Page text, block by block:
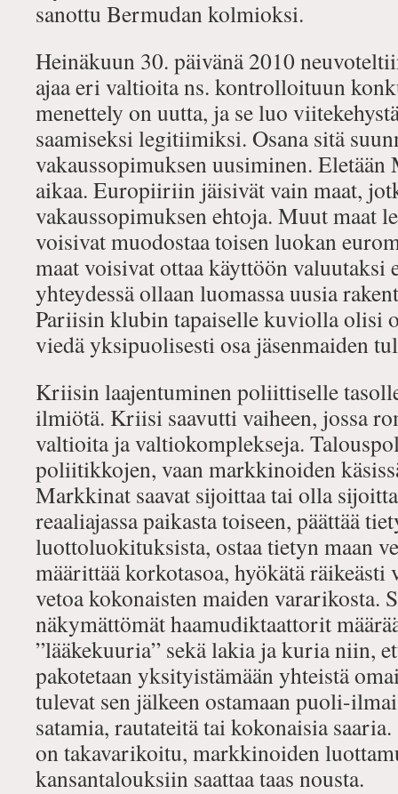
sanottu Bermudan kolmioksi.
Heinäkuun 30. päivänä 2010
ajaa eri valtioita ns. kontrolloituun
menettely on uutta, ja se luo
saamiseksi legitiimiksi. Osana sitä
vakaussopimuksen uusiminen.
aikaa. Europiiriin jäisivät vain maat,
vakaussopimuksen ehtoja. Muut maat
voisivat muodostaa toisen luokan
maat voisivat ottaa käyttöön valuutaksi
yhteydessä ollaan luomassa uusia
Pariisin klubin tapaiselle kuviolla olisi
viedä yksipuolisesti osa jäsenmaiden
Kriisin laajentuminen poliittiselle
ilmiötä. Kriisi saavutti vaiheen, jossa
valtioita ja valtiokomplekseja.
poliitikkojen, vaan markkinoiden
Markkinat saavat sijoittaa tai olla
reaaliajassa paikasta toiseen, päättää
luottoluokituksista, ostaa tietyn maan
määrittää korkotasoa, hyökätä
vetoa kokonaisten maiden vararikosta.
näkymättömät haamudiktaattorit
”lääkekuuria” sekä lakia ja kuria niin,
pakotetaan yksityistämään yhteistä
tulevat sen jälkeen ostamaan puoli-
satamia, rautateitä tai kokonaisia
on takavarikoitu, markkinoiden
kansantalouksiin saattaa taas nousta.